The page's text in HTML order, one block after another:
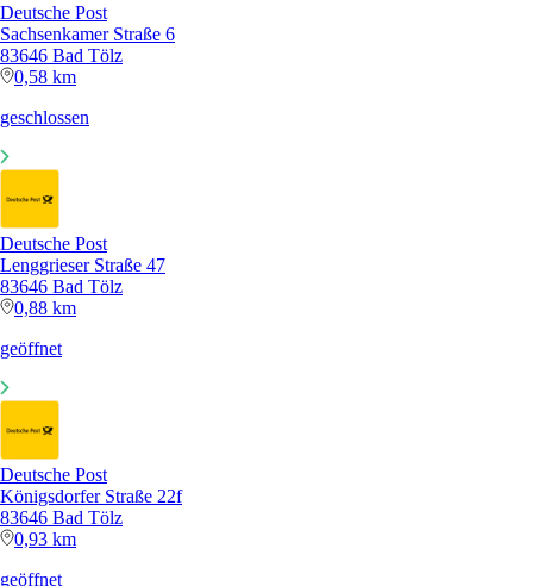
Deutsche Post
Sachsenkamer Straße 6
83646 Bad Tölz
0,58 km
geschlossen
Deutsche Post
Lenggrieser Straße 47
83646 Bad Tölz
0,88 km
geöffnet
Deutsche Post
Königsdorfer Straße 22f
83646 Bad Tölz
0,93 km
geöffnet